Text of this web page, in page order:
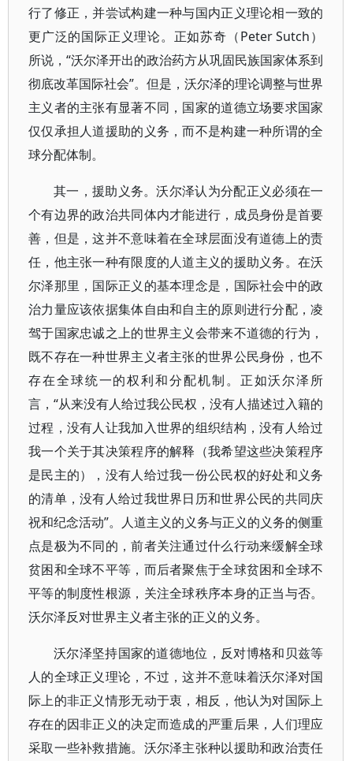
行了修正，并尝试构建一种与国内正义理论相一致的
更广泛的国际正义理论。正如苏奇（Peter Sutch）
所说，“沃尔泽开出的政治药方从巩固民族国家体系到
彻底改革国际社会”。但是，沃尔泽的理论调整与世界
主义者的主张有显著不同，国家的道德立场要求国家
仅仅承担人道援助的义务，而不是构建一种所谓的全
球分配体制。
其一，援助义务。沃尔泽认为分配正义必须在一
个有边界的政治共同体内才能进行，成员身份是首要
善，但是，这并不意味着在全球层面没有道德上的责
任，他主张一种有限度的人道主义的援助义务。在沃
尔泽那里，国际正义的基本理念是，国际社会中的政
治力量应该依据集体自由和自主的原则进行分配，凌
驾于国家忠诚之上的世界主义会带来不道德的行为，
既不存在一种世界主义者主张的世界公民身份，也不
存在全球统一的权利和分配机制。正如沃尔泽所
言，“从来没有人给过我公民权，没有人描述过入籍的
过程，没有人让我加入世界的组织结构，没有人给过
我一个关于其决策程序的解释（我希望这些决策程序
是民主的），没有人给过我一份公民权的好处和义务
的清单，没有人给过我世界日历和世界公民的共同庆
祝和纪念活动”。人道主义的义务与正义的义务的侧重
点是极为不同的，前者关注通过什么行动来缓解全球
贫困和全球不平等，而后者聚焦于全球贫困和全球不
平等的制度性根源，关注全球秩序本身的正当与否。
沃尔泽反对世界主义者主张的正义的义务。
沃尔泽坚持国家的道德地位，反对博格和贝兹等
人的全球正义理论，不过，这并不意味着沃尔泽对国
际上的非正义情形无动于衷，相反，他认为对国际上
存在的因非正义的决定而造成的严重后果，人们理应
采取一些补救措施。沃尔泽主张种以援助和政治责任